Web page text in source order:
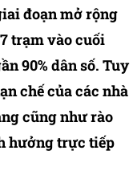
đoạn mở rộng
trạm vào cuối
90% dân số. Tuy
chế của các nhà
cũng như rào
hưởng trực tiếp